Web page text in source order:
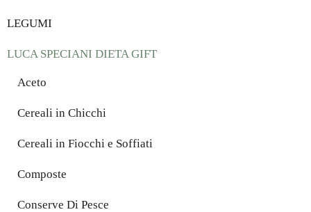
LEGUMI
LUCA SPECIANI DIETA GIFT
Aceto
Cereali in Chicchi
Cereali in Fiocchi e Soffiati
Composte
Conserve Di Pesce